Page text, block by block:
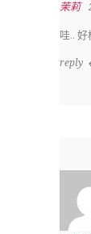
茉莉
哇..
reply